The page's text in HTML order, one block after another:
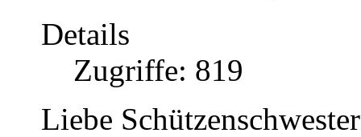
Details
Zugriffe: 819
Liebe